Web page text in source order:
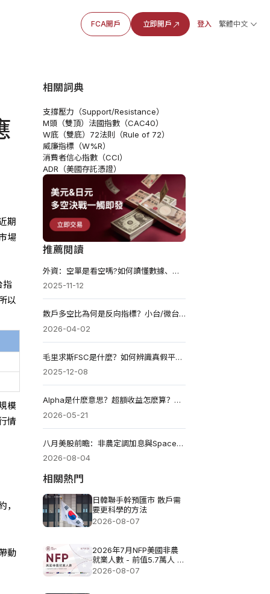
FCA開戶 立即開戶 登入 繁體中文
期
場
指
以
模
情
，
動
相關詞典
支撐壓力（Support/Resistance）
M頭（雙頂） 法國指數（CAC40）
W底（雙底） 72法則（Rule of 72）
威廉指標（W%R）
消費者信心指數（CCI）
ADR（美國存託憑證）
推薦閱讀
外資：空單是看空嗎?如何讀懂數據、影響與辨別真假?
2025-11-12
散戶多空比為何是反向指標？小台/微台怎麼選？如何看？
2026-04-02
毛里求斯FSC是什麼？如何辨識真假平台與IDL外匯牌照？
2025-12-08
Alpha是什麽意思？超額收益怎麽算？如何用它跑贏市場？
2026-05-21
八月美股前瞻：非農定調加息與SpaceX財報解析與投資機會
2026-08-04
相關熱門
日韓聯手幹預匯市 散戶需
要更科學的方法
2026-08-07
2026年7月NFP美國非農
就業人數 - 前值5.7萬人 預
測值8.3萬
2026-08-07